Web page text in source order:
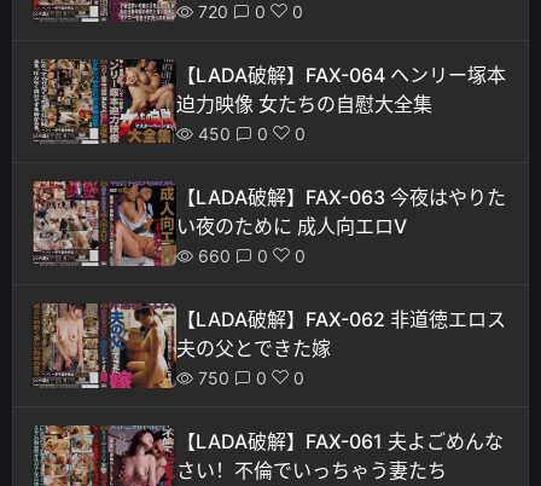
720 0 0
【LADA破解】FAX-064 ヘンリー塚本
迫力映像 女たちの自慰大全集
450 0 0
【LADA破解】FAX-063 今夜はやりた
い夜のために 成人向エロV
660 0 0
【LADA破解】FAX-062 非道徳エロス
夫の父とできた嫁
750 0 0
【LADA破解】FAX-061 夫よごめんな
さい！不倫でいっちゃう妻たち